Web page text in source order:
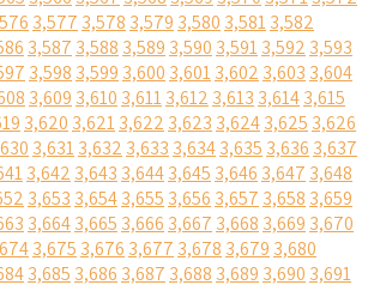
3,577 3,578 3,579 3,580 3,5813,582
3,587 3,588 3,589 3,590 3,5913,592 3,593
3,598 3,599 3,600 3,6013,602 3,603 3,604
3,609 3,610 3,6113,612 3,613 3,6143,615
3,620 3,6213,622 3,623 3,6243,625 3,626
3,6313,632 3,633 3,6343,635 3,636 3,637
3,642 3,643 3,6443,645 3,646 3,647 3,648
3,653 3,6543,655 3,656 3,657 3,658 3,659
3,6643,665 3,666 3,667 3,668 3,669 3,670
3,675 3,676 3,677 3,678 3,679 3,680
3,685 3,686 3,687 3,688 3,689 3,690 3,691